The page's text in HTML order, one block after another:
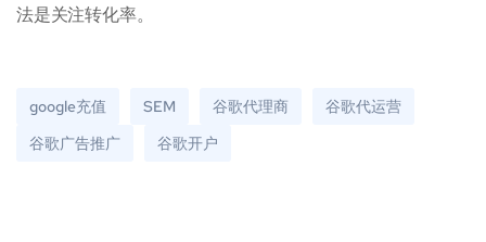
法是关注转化率。
google充值 SEM 谷歌代理商
谷歌代运营
谷歌广告推广
谷歌开户